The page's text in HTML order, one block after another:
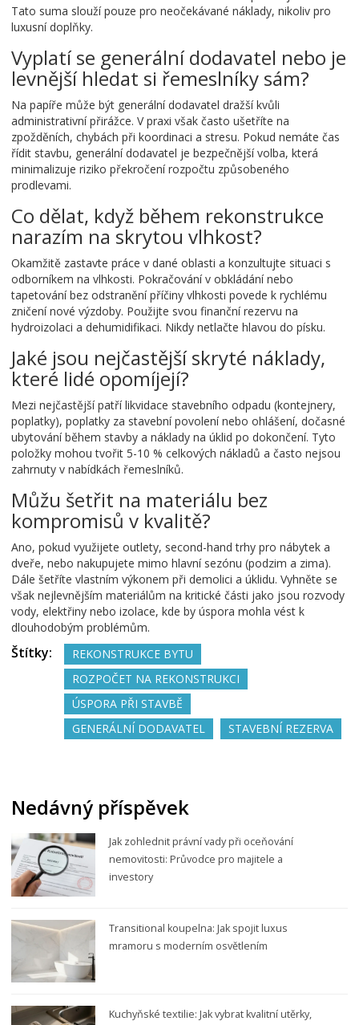
Tato suma slouží pouze pro neočekávané náklady, nikoliv pro
luxusní doplňky.
Vyplatí se generální dodavatel nebo je
levnější hledat si řemeslníky sám?
Na papíře může být generální dodavatel dražší kvůli
administrativní přirážce. V praxi však často ušetříte na
zpožděních, chybách při koordinaci a stresu. Pokud nemáte čas
řídit stavbu, generální dodavatel je bezpečnější volba, která
minimalizuje riziko překročení rozpočtu způsobeného
prodlevami.
Co dělat, když během rekonstrukce
narazím na skrytou vlhkost?
Okamžitě zastavte práce v dané oblasti a konzultujte situaci s
odborníkem na vlhkosti. Pokračování v obkládání nebo
tapetování bez odstranění příčiny vlhkosti povede k rychlému
zničení nové výzdoby. Použijte svou finanční rezervu na
hydroizolaci a dehumidifikaci. Nikdy netlačte hlavou do písku.
Jaké jsou nejčastější skryté náklady,
které lidé opomíjejí?
Mezi nejčastější patří likvidace stavebního odpadu (kontejnery,
poplatky), poplatky za stavební povolení nebo ohlášení, dočasné
ubytování během stavby a náklady na úklid po dokončení. Tyto
položky mohou tvořit 5-10 % celkových nákladů a často nejsou
zahrnuty v nabídkách řemeslníků.
Můžu šetřit na materiálu bez
kompromisů v kvalitě?
Ano, pokud využijete outlety, second-hand trhy pro nábytek a
dveře, nebo nakupujete mimo hlavní sezónu (podzim a zima).
Dále šetříte vlastním výkonem při demolici a úklidu. Vyhněte se
však nejlevnějším materiálům na kritické části jako jsou rozvody
vody, elektřiny nebo izolace, kde by úspora mohla vést k
dlouhodobým problémům.
Štítky:
REKONSTRUKCE BYTU
ROZPOČET NA REKONSTRUKCI
ÚSPORA PŘI STAVBĚ
GENERÁLNÍ DODAVATEL
STAVEBNÍ REZERVA
Nedávný příspěvek
Jak zohlednit právní vady při oceňování
nemovitosti: Průvodce pro majitele a
investory
Transitional koupelna: Jak spojit luxus
mramoru s moderním osvětlením
Kuchyňské textilie: Jak vybrat kvalitní utěrky,